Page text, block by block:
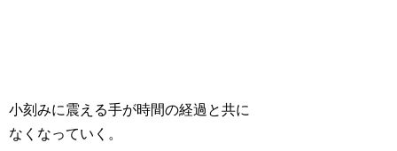
小刻みに震える手が時間の経過と共に
なくなっていく。